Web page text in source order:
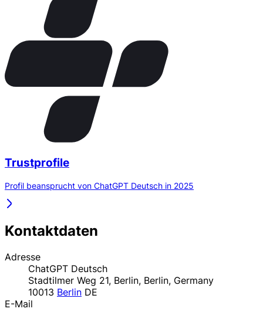
Trustprofile
Profil beansprucht von ChatGPT Deutsch in 2025
Kontaktdaten
Adresse
ChatGPT Deutsch
Stadtilmer Weg 21, Berlin, Berlin, Germany
10013 Berlin DE
E-Mail